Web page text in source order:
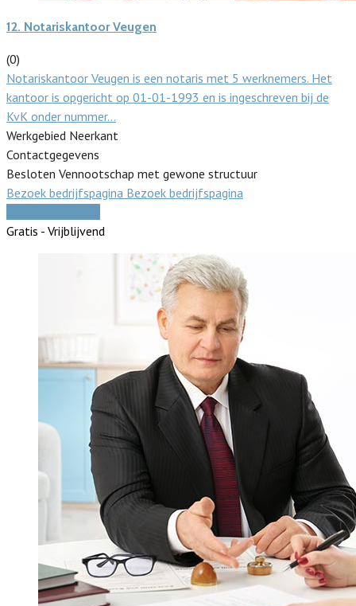
12. Notariskantoor Veugen
(0)
Notariskantoor Veugen is een notaris met 5 werknemers. Het
kantoor is opgericht op 01-01-1993 en is ingeschreven bij de
KvK onder nummer…
Werkgebied Neerkant
Contactgegevens
Besloten Vennootschap met gewone structuur
Bezoek bedrijfspagina Bezoek bedrijfspagina
Gratis - Vrijblijvend